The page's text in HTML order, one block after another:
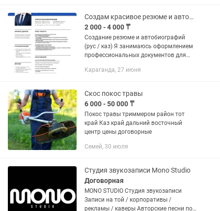
Создам красивое резюме и автобиографию
2 000 - 4 000 ₸
Создание резюме и автобиографий
(рус / каз) Я занимаюсь оформлением
профессиональных документов для
Красивое резюме с современным
Караганда, 27 июня
Скос покос травы
6 000 - 50 000 ₸
Покос травы триммером район тот
край Каз край дальний восточный
центр цены договорные
Семей, 30 июля
Студия звукозаписи Mono Studio
Договорная
MONO STUDIO Студия звукозаписи
Записи на той / корпоративы /
рекламы / каверы Авторские песни под